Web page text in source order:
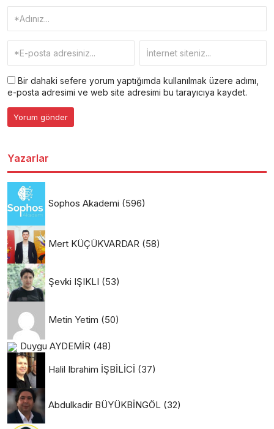
Bir dahaki sefere yorum yaptığımda kullanılmak üzere adımı,
e-posta adresimi ve web site adresimi bu tarayıcıya kaydet.
Yazarlar
Sophos Akademi (596)
Mert KÜÇÜKVARDAR (58)
Şevki IŞIKLI (53)
Metin Yetim (50)
Duygu AYDEMİR (48)
Halil Ibrahim İŞBİLİCİ (37)
Abdulkadir BÜYÜKBİNGÖL (32)